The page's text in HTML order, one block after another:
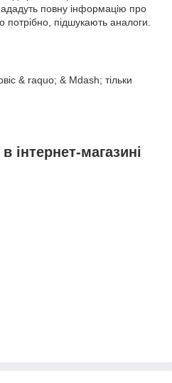
повну інформацію про
потрібно, підшукають аналоги.
& raquo; & Mdash; тільки
інтернет-магазині